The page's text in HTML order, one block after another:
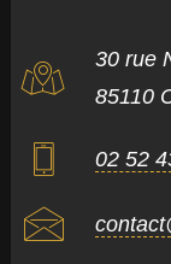
30 rue
85110
02 52